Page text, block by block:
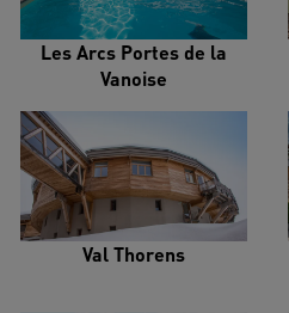
Les Arcs Portes de la
Vanoise
Val Thorens